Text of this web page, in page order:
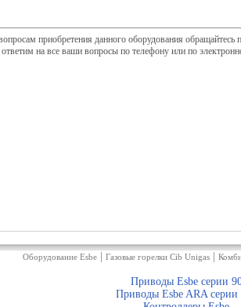
приобретения данного оборудования обращайтесь
на все ваши вопросы по телефону или по
Оборудование Esbe Газовые горелки Cib Unigas
Приводы Esbe серии
Приводы Esbe ARA серии